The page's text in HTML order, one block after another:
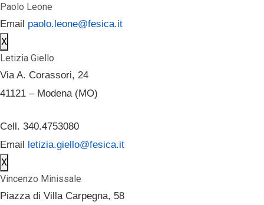
Paolo Leone
Email paolo.leone@fesica.it
X
Letizia Giello
Via A. Corassori, 24
41121 – Modena (MO)
Cell. 340.4753080
Email letizia.giello@fesica.it
X
Vincenzo Minissale
Piazza di Villa Carpegna, 58